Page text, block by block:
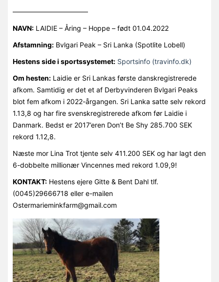
———————————
NAVN:LAIDIE – Åring – Hoppe – født 01.04.2022
Afstamning:Bvlgari Peak – Sri Lanka (Spotlite Lobell)
Hestens side i sportssystemet: Sportsinfo (travinfo.dk)
Om hesten:Laidie er Sri Lankas første danskregistrerede
afkom. Samtidig er det et af Derbyvinderen Bvlgari Peaks
blot fem afkom i 2022-årgangen. Sri Lanka satte selv rekord
1.13,8 og har fire svenskregistrerede afkom før Laidie i
Danmark. Bedst er 2017’eren Don’t Be Shy 285.700 SEK
rekord 1.12,8.
Næste mor Lina Trot tjente selv 411.200 SEK og har lagt den
6-dobbelte millionær Vincennes med rekord 1.09,9!
KONTAKT:Hestens ejere Gitte & Bent Dahl tlf.
(0045)29666718 eller e-mailen
Ostermarieminkfarm@gmail.com